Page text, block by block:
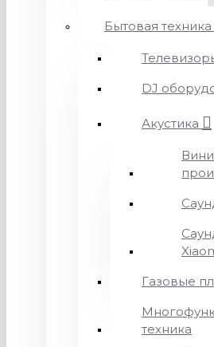
Бытовая техника
DJ
Акустика
Газовые
техника